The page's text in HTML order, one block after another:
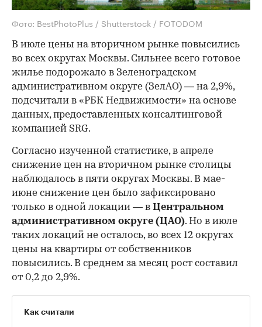
Фото: BestPhotoPlus / Shutterstock / FOTODOM
В июле цены на вторичном рынке повысились
во всех округах Москвы. Сильнее всего готовое
жилье подорожало в Зеленоградском
административном округе (ЗелАО) — на 2,9%,
подсчитали в «РБК Недвижимости» на основе
данных, предоставленных консалтинговой
компанией SRG.
Согласно изученной статистике, в апреле
снижение цен на вторичном рынке столицы
наблюдалось в пяти округах Москвы. В мае-
июне снижение цен было зафиксировано
только в одной локации — в Центральном
административном округе (ЦАО). Но в июле
таких локаций не осталось, во всех 12 округах
цены на квартиры от собственников
повысились. В среднем за месяц рост составил
от 0,2 до 2,9%.
Как считали